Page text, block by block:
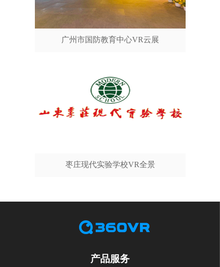
广州市国防教育中心VR云展
枣庄现代实验学校VR全景
产品服务